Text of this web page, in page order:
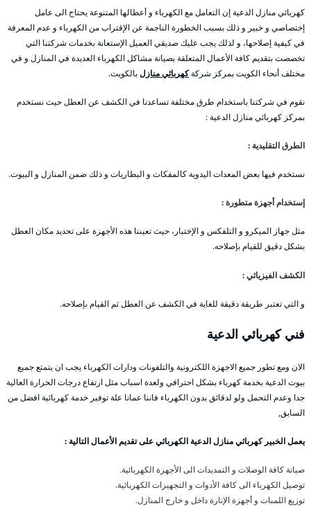
كهربائي منازل الدعية إن التعامل مع الكهرباء و أعطالها المتنوعة يحتاج الى عامل
إختصاصي و خبير و ذلك بسبب الخطورة الناجمة عن الإقتراب من الكهرباء و عدم المعرفة
في كيفية إصلاحها، و لذلك يجب عليك صديقي العميل الإستعانة بخدمات شركتنا التي
تخصصت بتقديم كافة الأعمال المتعلقة بصيانة مشاكل الكهرباء العديدة في المنازل و في
مختلف أنحاء الكويت بمركز شركةكهربائي منازلبالكويت.
نقوم في شركتنا باستخدام طرق مختلفة تساعدنا في الكشف عن العطل حيث نستخدم
بمركز كهربائي منازل الدعية :
الطرق التقليدية :
نستخدم فيها بعض المعدات اليدوية كالمفكات و البطاريات و ذلك ضمن المنازل و البيوت.
إستخدام أجهزة متطورة :
مثل جهاز الميكرو و التلفكس و الإختبار، حيث تعيننا هذه الأجهزة على تحديد مكان العطل
بشكل دقيق للقيام بإصلاحه.
الكشف الفيزيائي :
و التي تعتبر طريقة دقيقة للغاية في الكشف عن العطل ثم القيام بإصلاحه.
فني كهربائي الدعية
الان ومع تطور جميع الاجهزة اللكترونية والتلفونات ودارات الكهرباء يجب ان يتمتع جميع
بيوت الدعية بخدمة كهرباء بشكل احترافي ولعدة اسباب مثل ارتفاع درجات الحرارة العالية
جدا وعدم التحمل ولو لدقائق بدون الكهرباء فاننا عمانا علة توفير خدمة كهربائية افضل من
السابق,
يعمل الخبير كهربائي منازل الدعية الكهربائي على تقديم الأعمال التالية :
صيانة كافة الوصلات و التمديدات الى الأجهزة الكهربائية.
توصيل الكهرباء الى كافة الأدوات و التجهيزات الكهربائية.
توزيع اللمبات و أجهزة الإنارة داخل و خارج المنازل.